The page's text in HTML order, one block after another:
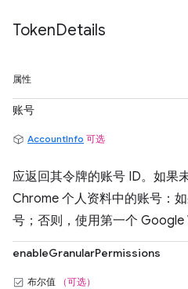
TokenDetails
属性
账号
AccountInfo 可选
应返回其令牌的账号 ID。如果
Chrome 个人资料中的账号：
号；否则，使用第一个 Google
enableGranularPermissions
布尔值 （可选）